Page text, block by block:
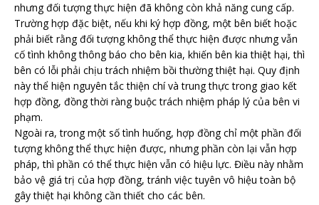
nhưng đối tượng thực hiện đã không còn khả năng cung cấp.
Trường hợp đặc biệt, nếu khi ký hợp đồng, một bên biết hoặc
phải biết rằng đối tượng không thể thực hiện được nhưng vẫn
cố tình không thông báo cho bên kia, khiến bên kia thiệt hại, thì
bên có lỗi phải chịu trách nhiệm bồi thường thiệt hại. Quy định
này thể hiện nguyên tắc thiện chí và trung thực trong giao kết
hợp đồng, đồng thời ràng buộc trách nhiệm pháp lý của bên vi
phạm.
Ngoài ra, trong một số tình huống, hợp đồng chỉ một phần đối
tượng không thể thực hiện được, nhưng phần còn lại vẫn hợp
pháp, thì phần có thể thực hiện vẫn có hiệu lực. Điều này nhằm
bảo vệ giá trị của hợp đồng, tránh việc tuyên vô hiệu toàn bộ
gây thiệt hại không cần thiết cho các bên.